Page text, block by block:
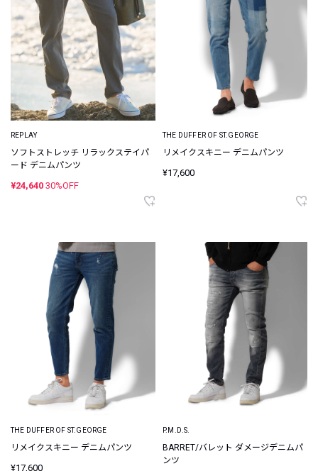
REPLAY
ソフトストレッチ リラックステイパ
ード デニムパンツ
¥24,640 30%OFF
THE DUFFER OF ST.GEORGE
リメイクスキニー デニムパンツ
¥17,600
THE DUFFER OF ST.GEORGE
リメイクスキニー デニムパンツ
¥17,600
P.M.D.S.
BARRET/バレット ダメージデニムパ
ンツ